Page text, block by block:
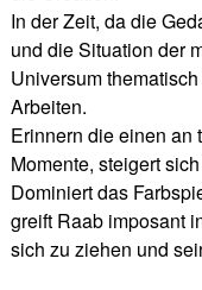
In der Zeit, da die
und die Situation der
Universum
Arbeiten.
Erinnern die einen an
Momente, steigert
Dominiert das
greift Raab imposant
sich zu ziehen und